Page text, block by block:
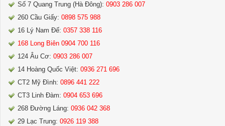
Số 7 Quang Trung (Hà Đông): 0903 286 007
260 Cầu Giấy: 0898 575 988
16 Lý Nam Đế: 0357 338 116
168 Long Biên 0904 700 116
124 Âu Cơ: 0903 286 007
14 Hoàng Quốc Việt: 0936 271 696
CT2 Mỹ Đình: 0896 441 222
CT3 Linh Đàm: 0904 653 696
268 Đường Láng: 0936 042 368
29 Lạc Trung: 0926 119 388